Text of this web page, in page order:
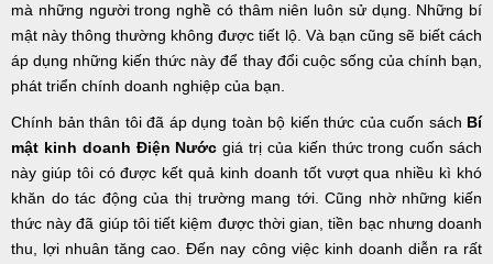
mà những người trong nghề có thâm niên luôn sử dụng. Những bí
mật này thông thường không được tiết lộ. Và bạn cũng sẽ biết cách
áp dụng những kiến thức này để thay đổi cuộc sống của chính bạn,
phát triển chính doanh nghiệp của bạn.
Chính bản thân tôi đã áp dụng toàn bộ kiến thức của cuốn sách Bí
mật kinh doanh Điện Nước giá trị của kiến thức trong cuốn sách
này giúp tôi có được kết quả kinh doanh tốt vượt qua nhiều kì khó
khăn do tác động của thị trường mang tới. Cũng nhờ những kiến
thức này đã giúp tôi tiết kiệm được thời gian, tiền bạc nhưng doanh
thu, lợi nhuân tăng cao. Đến nay công việc kinh doanh diễn ra rất